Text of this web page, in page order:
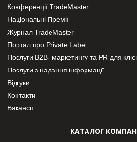
Конференції TradeMaster
Національні Премії
Журнал TradeMaster
Портал про Private Label
Послуги В2В- маркетингу та PR для
Послуги з надання інформації
Відгуки
Контакти
Вакансії
КАТАЛОГ